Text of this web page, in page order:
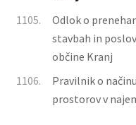
1105.
Odlok o
stavbah in
občine Kranj
1106.
Pravilnik o
prostorov v